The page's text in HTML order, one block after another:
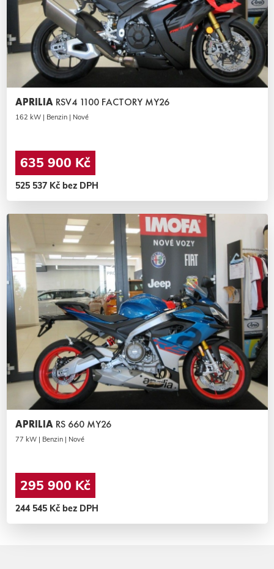
APRILIA RSV4 1100 FACTORY MY26
162 kW | Benzin | Nové
635 900 Kč
525 537 Kč bez DPH
APRILIA RS 660 MY26
77 kW | Benzin | Nové
295 900 Kč
244 545 Kč bez DPH